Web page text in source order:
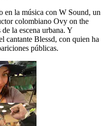
en la música con W Sound, un
colombiano Ovy on the
la escena urbana. Y
cantante Blessd, con quien ha
públicas.